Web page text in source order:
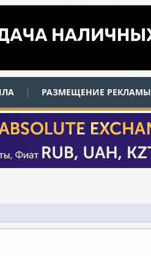
РАЗМЕЩЕНИЕ РЕКЛАМЫ